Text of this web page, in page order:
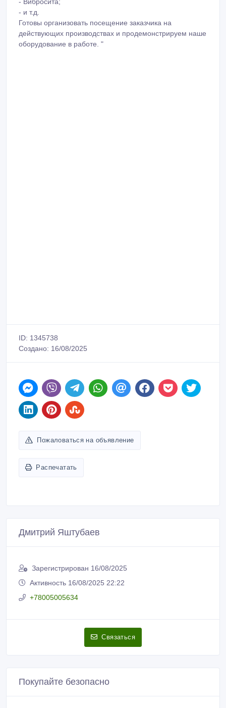
- Вибросита;
- и т.д.
Готовы организовать посещение заказчика на
действующих производствах и продемонстрируем наше
оборудование в работе. "
ID: 1345738
Создано: 16/08/2025
Пожаловаться на объявление
Распечатать
Дмитрий Яштубаев
Зарегистрирован 16/08/2025
Активность 16/08/2025 22:22
+78005005634
Связаться
Покупайте безопасно